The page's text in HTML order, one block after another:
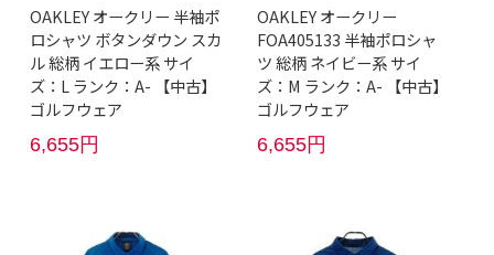
OAKLEY オークリー 半袖ポ
ロシャツ ボタンダウン スカ
ル 総柄 イエロー系 サイ
ズ：L ランク：A- 【中古】
ゴルフウェア
6,655円
OAKLEY オークリー
FOA405133 半袖ポロシャ
ツ 総柄 ネイビー系 サイ
ズ：M ランク：A- 【中古】
ゴルフウェア
6,655円